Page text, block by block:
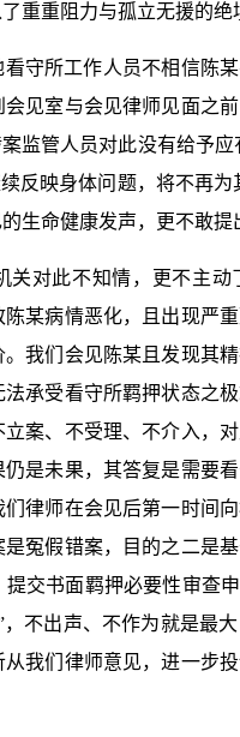
重重阻力与孤立无援的绝
守所工作人员不相信陈
见室与会见律师见面之
监管人员对此没有给予
反映身体问题，将不再
生命健康发声，更不敢
关对此不知情，更不主
某病情恶化，且出现严
我们会见陈某且发现其
承受看守所羁押状态之
案、不受理、不介入，
是未果，其答复是需要
律师在会见后第一时间
冤假错案，目的之二是
交书面羁押必要性审查
不出声、不作为就是最
我们律师意见，进一步